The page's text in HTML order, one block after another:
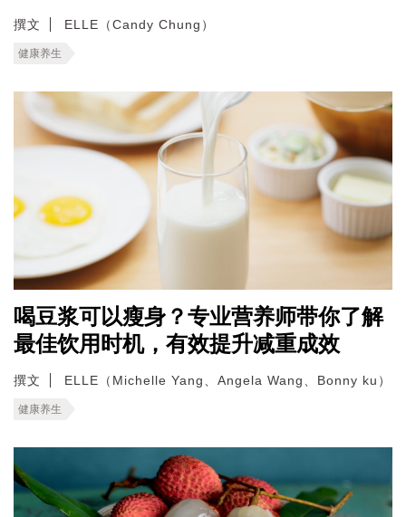
撰文 ELLE（Candy Chung）
健康养生
喝豆浆可以瘦身？专业营养师带你了解
最佳饮用时机，有效提升减重成效
撰文 ELLE（Michelle Yang、Angela Wang、Bonny ku）
健康养生